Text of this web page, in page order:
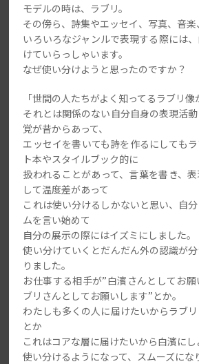
モデルの時は、ラブリ。
その傍ら、詩集やエッセイ、写真、音
いろいろなジャンルで表現する際には
けていらっしゃいます。
なぜ使い分けようと思ったのですか？
「世間の人たちがよく知ってるラブリ像
それとは関係のない自分自身の表現活
覚が昔からあって、
エッセイを書いても詩を作るにしても
ト本やスタイルブック的に
扱われることがあって、言葉を書き、
して温度差があって
これは使い分けるしかないと思い、自
ムを言い始めて
自分の展示の際にはイズミにしました。
使い分けていくとだんだん外の認識が
りました。
お仕事する相手が”白濱さんとしてお
ブリさんとしてお願いします”とか。
わたしも多くの人に届けたいからラブ
とか
これはコアな層に届けたいから白濱に
使い分けるようになって、スムーズにな